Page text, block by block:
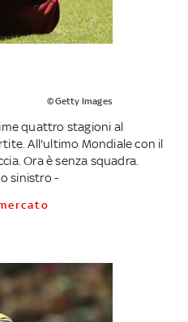
©Getty Images
quattro stagioni al
All'ultimo Mondiale con il
Ora è senza squadra.
sinistro -